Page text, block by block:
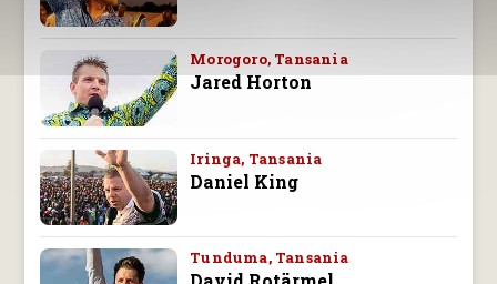
Morogoro, Tansania
Jared Horton
Iringa, Tansania
Daniel King
Tunduma, Tansania